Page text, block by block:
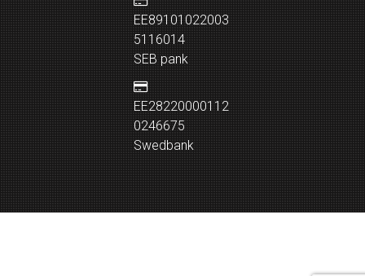
EE89101022003
5116014
SEB pank
EE28220000112
0246675
Swedbank